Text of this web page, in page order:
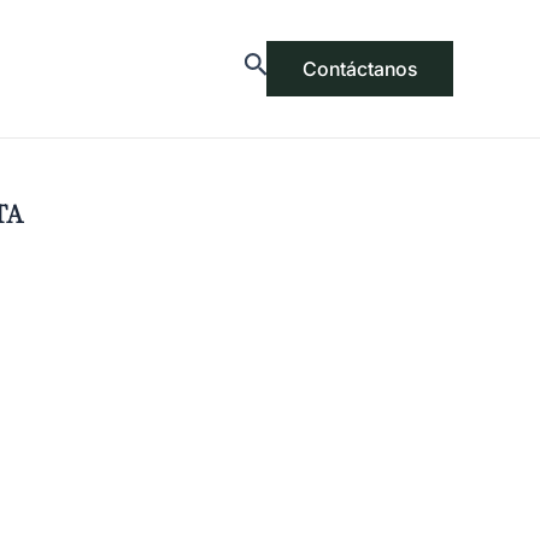
Contáctanos